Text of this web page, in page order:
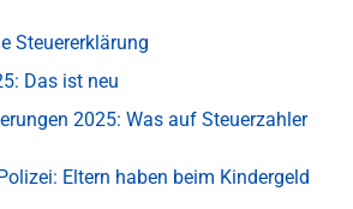
Steuererklärung
Das ist neu
2025: Was auf Steuerzahler
Eltern haben beim Kindergeld